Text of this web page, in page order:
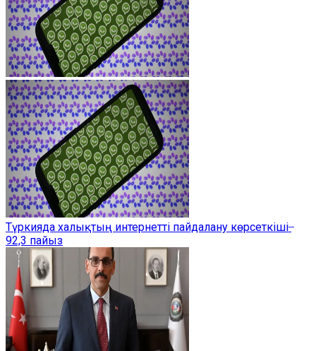
Түркияда халықтың интернетті пайдалану көрсеткіші ̶
92,3 пайыз